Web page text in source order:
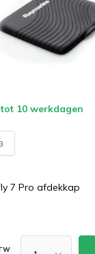
10 werkdagen
7 Pro afdekkap